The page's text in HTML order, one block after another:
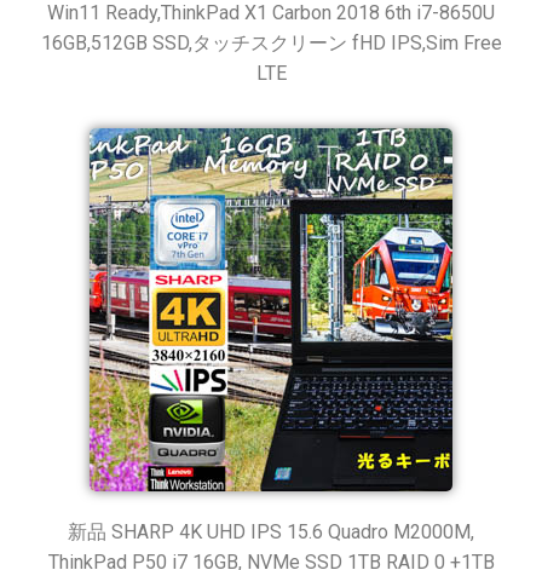
Win11 Ready,ThinkPad X1 Carbon 2018 6th i7-8650U
16GB,512GB SSD,タッチスクリーン fHD IPS,Sim Free
LTE
新品 SHARP 4K UHD IPS 15.6 Quadro M2000M,
ThinkPad P50 i7 16GB, NVMe SSD 1TB RAID 0 +1TB